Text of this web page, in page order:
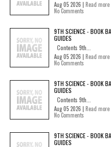
Aug 05 2026 | Read more
No Comments
9TH SCIENCE - BOOK
GUIDES
Contents 9th...
Aug 05 2026 | Read more
No Comments
9TH SCIENCE - BOOK
GUIDES
Contents 9th...
Aug 05 2026 | Read more
No Comments
9TH SCIENCE - BOOK
GUIDES